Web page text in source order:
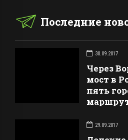
Последние
30.09.2017
Через
мост в
пять
29.09.2017